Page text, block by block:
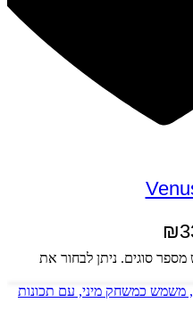
₪
מספר סוגים. ניתן לבחור את